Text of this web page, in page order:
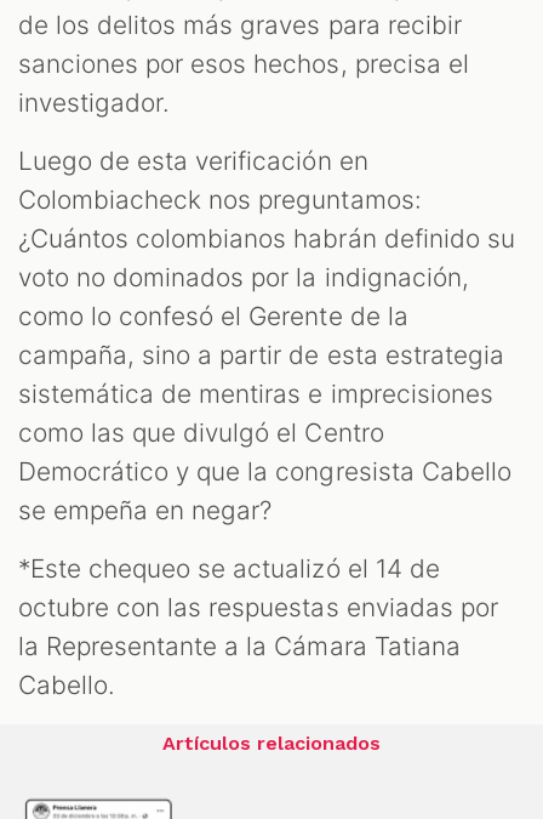
de los delitos más graves para recibir
sanciones por esos hechos, precisa el
investigador.
Luego de esta verificación en
Colombiacheck nos preguntamos:
¿Cuántos colombianos habrán definido su
voto no dominados por la indignación,
como lo confesó el Gerente de la
campaña, sino a partir de esta estrategia
sistemática de mentiras e imprecisiones
como las que divulgó el Centro
Democrático y que la congresista Cabello
se empeña en negar?
*Este chequeo se actualizó el 14 de
octubre con las respuestas enviadas por
la Representante a la Cámara Tatiana
Cabello.
Artículos relacionados